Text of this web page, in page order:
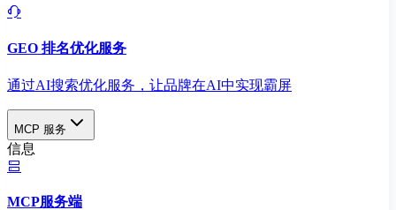
GEO 排名优化服务
通过AI搜索优化服务，让品牌在AI中实现霸屏
MCP 服务
信息
MCP服务端